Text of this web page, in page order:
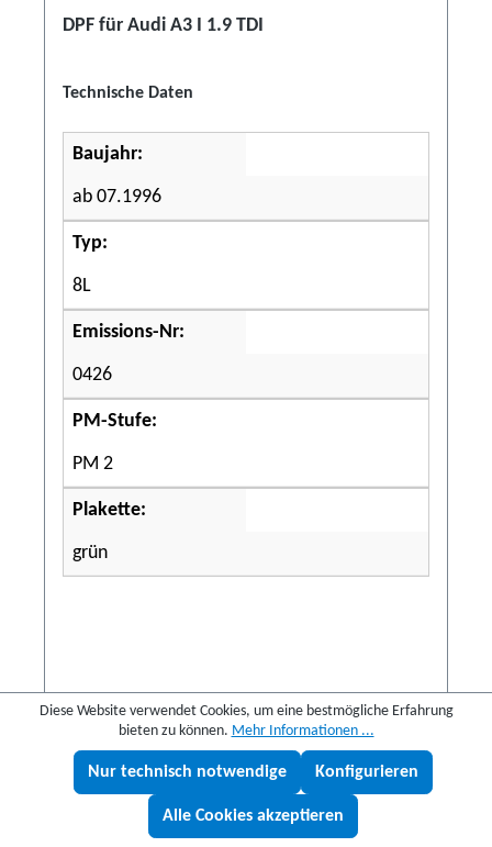
DPF für Audi A3 I 1.9 TDI
Technische Daten
Baujahr:
ab 07.1996
Typ:
8L
Emissions-Nr:
0426
PM-Stufe:
PM 2
Plakette:
grün
1.901,54 €
Diese Website verwendet Cookies, um eine bestmögliche Erfahrung
bieten zu können. Mehr Informationen ...
Nur technisch notwendige Konfigurieren
Alle Cookies akzeptieren
Lukas fragen